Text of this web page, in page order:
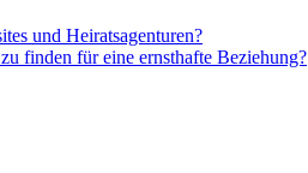
und Heiratsagenturen?
finden für eine ernsthafte Beziehung?